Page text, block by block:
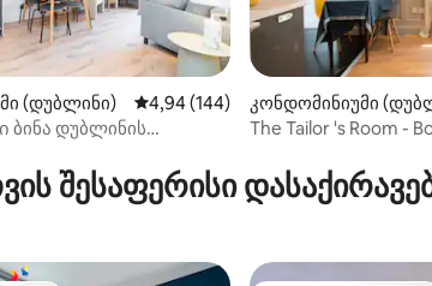
192 მიმოხილვა
(დუბლინი) საშუალო შეფასებაა 5‑დან 4,94,
4,94 (144)
ბინა დუბლინის
კონდომინიუმი
The Tailor 's Room -
შესაფერისი